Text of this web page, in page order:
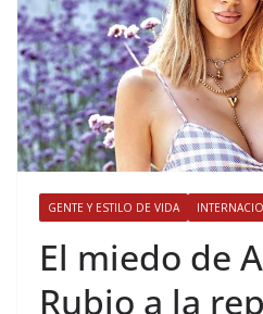
GENTE Y ESTILO DE VIDA
​El miedo de
Rubio a la